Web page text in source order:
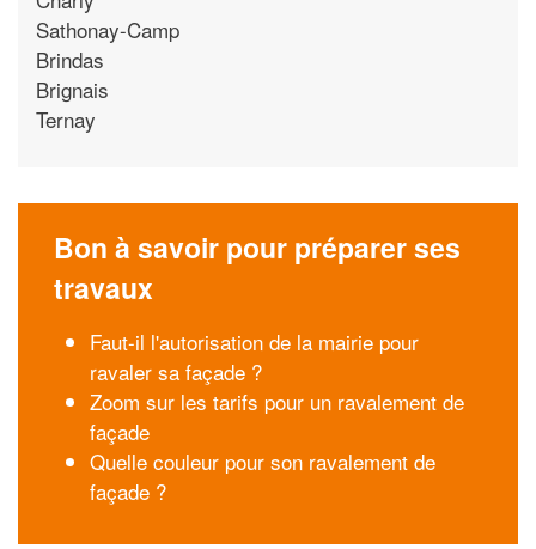
Sathonay-Camp
Brindas
Brignais
Ternay
Bon à savoir pour préparer ses
travaux
Faut-il l'autorisation de la mairie pour
ravaler sa façade ?
Zoom sur les tarifs pour un ravalement de
façade
Quelle couleur pour son ravalement de
façade ?